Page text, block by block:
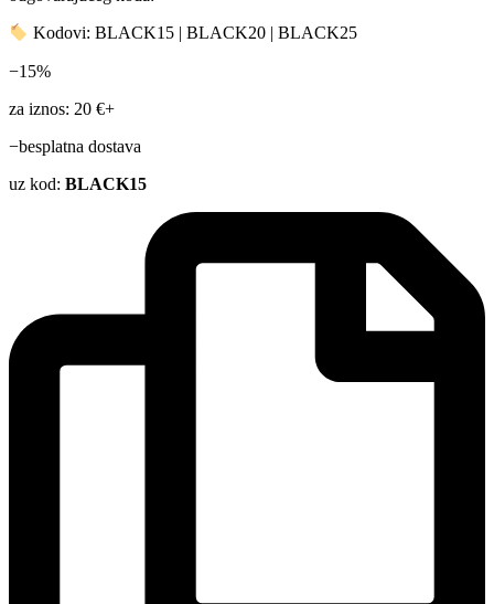
Kodovi: BLACK15 | BLACK20 | BLACK25
−15%
za iznos: 20 €+
−besplatna dostava
uz kod: BLACK15